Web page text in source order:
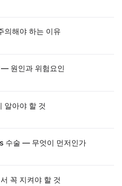
의해야 하는 이유
원인과 위험요인
알아야 할 것
수술 — 무엇이 먼저인가
꼭 지켜야 할 것